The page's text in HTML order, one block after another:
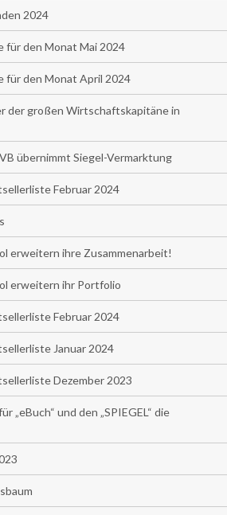
2024
für den Monat Mai 2024
für den Monat April 2024
der großen Wirtschaftskapitäne in
übernimmt Siegel-Vermarktung
Februar 2024
erweitern ihre Zusammenarbeit!
erweitern ihr Portfolio
Februar 2024
Januar 2024
Dezember 2023
„eBuch“ und den „SPIEGEL“ die